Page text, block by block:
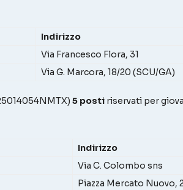
Indirizzo
Via Francesco Flora, 31
Via G. Marcora, 18/20 (SCU/GA)
5 posti riservati per
Indirizzo
Via C. Colombo sns
Piazza Mercato Nuovo,